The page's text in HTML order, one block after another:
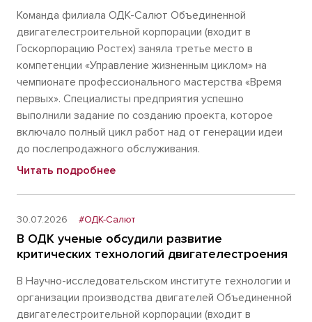
Команда филиала ОДК-Салют Объединенной
двигателестроительной корпорации (входит в
Госкорпорацию Ростех) заняла третье место в
компетенции «Управление жизненным циклом» на
чемпионате профессионального мастерства «Время
первых». Специалисты предприятия успешно
выполнили задание по созданию проекта, которое
включало полный цикл работ над от генерации идеи
до послепродажного обслуживания.
Читать подробнее
30.07.2026 #ОДК-Салют
В ОДК ученые обсудили развитие
критических технологий двигателестроения
В Научно-исследовательском институте технологии и
организации производства двигателей Объединенной
двигателестроительной корпорации (входит в